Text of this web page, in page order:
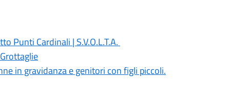
Punti Cardinali | S.V.O.L.T.A.
in gravidanza e genitori con figli piccoli.